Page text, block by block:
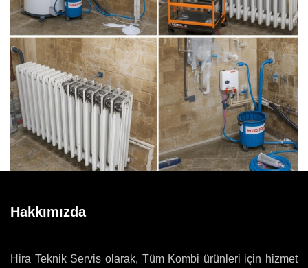
Hakkımızda
Hira Teknik Servis olarak, Tüm Kombi ürünleri için hizmet